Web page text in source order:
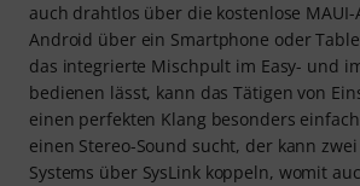
auch drahtlos über die kostenlose
Android über ein Smartphone oder
das integrierte Mischpult im Easy- und
bedienen lässt, kann das Tätigen von
einen perfekten Klang besonders
einen Stereo-Sound sucht, der kann
Systems über SysLink koppeln, womit